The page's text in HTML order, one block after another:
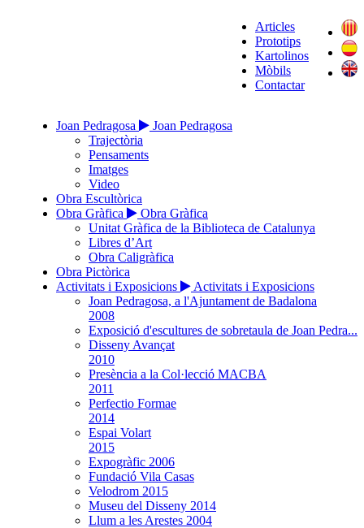
Articles
Prototips
Kartolinos
Mòbils
Contactar
Joan Pedragosa
Joan Pedragosa
Trajectòria
Pensaments
Imatges
Video
Obra Escultòrica
Obra Gràfica
Obra Gràfica
Unitat Gràfica de la Biblioteca de Catalunya
Libres d’Art
Obra Caligràfica
Obra Pictòrica
Activitats i Exposicions
Activitats i Exposicions
Joan Pedragosa, a l'Ajuntament de Badalona
2008
Exposició d'escultures de sobretaula de Joan Pedra...
Disseny Avançat
2010
Presència a la Col·lecció MACBA
2011
Perfectio Formae
2014
Espai Volart
2015
Expogràfic 2006
Fundació Vila Casas
Velodrom 2015
Museu del Disseny 2014
Llum a les Arestes 2004